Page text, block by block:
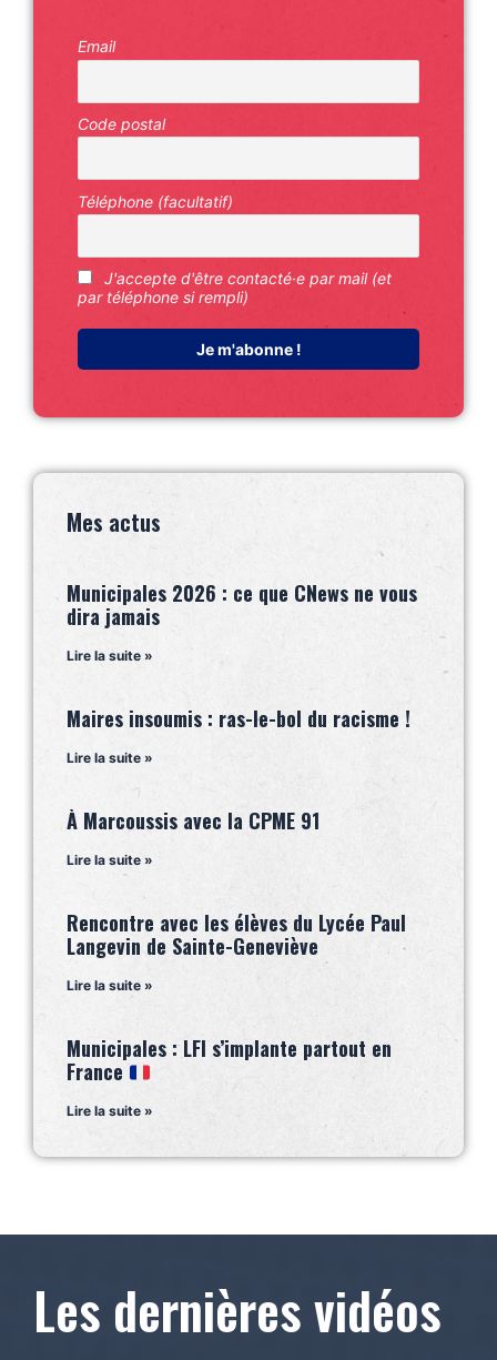
Email
Code postal
Téléphone (facultatif)
J'accepte d'être contacté·e par mail (et
par téléphone si rempli)
Mes actus
Municipales 2026 : ce que CNews ne vous
dira jamais
Lire la suite »
Maires insoumis : ras-le-bol du racisme !
Lire la suite »
À Marcoussis avec la CPME 91
Lire la suite »
Rencontre avec les élèves du Lycée Paul
Langevin de Sainte-Geneviève
Lire la suite »
Municipales : LFI s’implante partout en
France
Lire la suite »
Les dernières vidéos